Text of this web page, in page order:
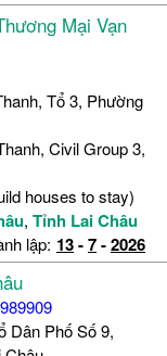
Mại Vạn
Tổ 3, Phường
Civil Group 3,
houses to stay)
, Tỉnh Lai Châu
lập: 13-7-2026
Dân Phố Số 9,